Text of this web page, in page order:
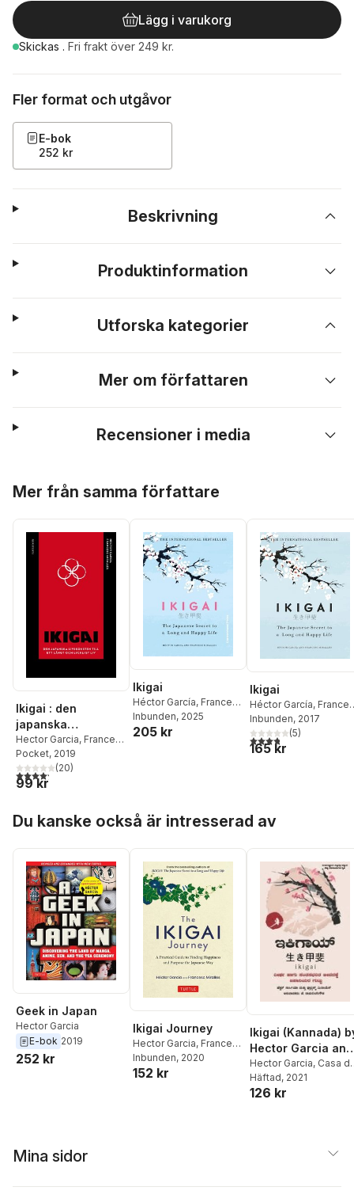
Lägg i varukorg
Skickas . Fri frakt över 249 kr.
Fler format och utgåvor
E-bok
252 kr
Beskrivning
Produktinformation
Utforska kategorier
Mer om författaren
Recensioner i media
Mer från samma författare
Ikigai : den
japanska
livskonsten till ett
långt och lyckligt
liv
Hector Garcia, Francesc
Miralles
Pocket, 2019
4,2utav 5 stjärnor. Totalt antal röster:
(20)
99 kr
Ikigai
Héctor García, Francesc
Miralles
Inbunden, 2025
205 kr
Ikigai
Héctor García,
Miralles
Inbunden, 2017
3,8utav 5 stjärnor.
(5)
165 kr
Du kanske också är intresserad av
Geek in Japan
Hector Garcia
E-bok 2019
252 kr
Ikigai Journey
Hector Garcia, Francesc
Miralles
Inbunden, 2020
152 kr
Ikigai (Kannada)
Hector Garcia and
Francesc Miralles
Hector Garcia, Casa
Col on de Las Palmas
Häftad, 2021
126 kr
Mina sidor